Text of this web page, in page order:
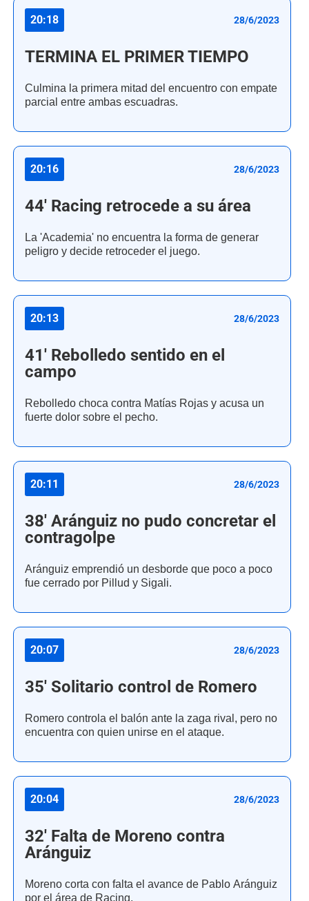
20:18 28/6/2023
TERMINA EL PRIMER TIEMPO
Culmina la primera mitad del encuentro con empate
parcial entre ambas escuadras.
20:16 28/6/2023
44' Racing retrocede a su área
La 'Academia' no encuentra la forma de generar
peligro y decide retroceder el juego.
20:13 28/6/2023
41' Rebolledo sentido en el
campo
Rebolledo choca contra Matías Rojas y acusa un
fuerte dolor sobre el pecho.
20:11 28/6/2023
38' Aránguiz no pudo concretar el
contragolpe
Aránguiz emprendió un desborde que poco a poco
fue cerrado por Pillud y Sigali.
20:07 28/6/2023
35' Solitario control de Romero
Romero controla el balón ante la zaga rival, pero no
encuentra con quien unirse en el ataque.
20:04 28/6/2023
32' Falta de Moreno contra
Aránguiz
Moreno corta con falta el avance de Pablo Aránguiz
por el área de Racing.